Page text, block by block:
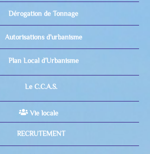
Dérogation de Tonnage
Autorisations d’urbanisme
Plan Local d’Urbanisme
Le C.C.A.S.
Vie locale
RECRUTEMENT